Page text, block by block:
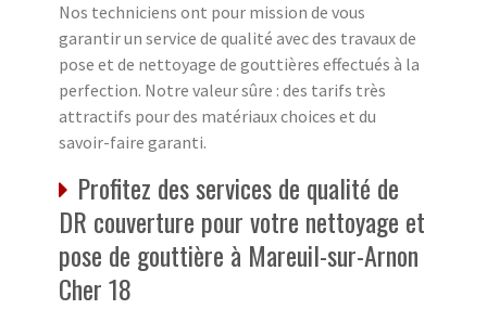
Nos techniciens ont pour mission de vous
garantir un service de qualité avec des travaux de
pose et de nettoyage de gouttières effectués à la
perfection. Notre valeur sûre : des tarifs très
attractifs pour des matériaux choices et du
savoir-faire garanti.
Profitez des services de qualité de
DR couverture pour votre nettoyage et
pose de gouttière à Mareuil-sur-Arnon
Cher 18